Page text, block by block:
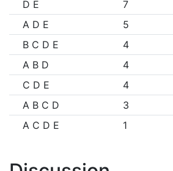
D E
7
A D E
5
B C D E
4
A B D
4
C D E
4
A B C D
3
A C D E
1